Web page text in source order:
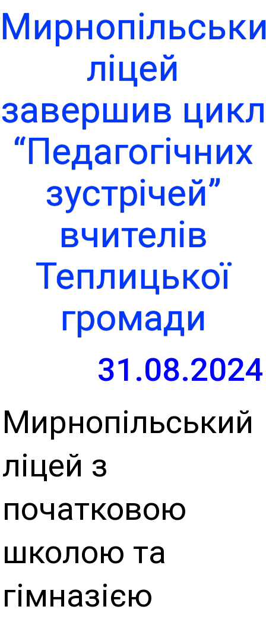
ліцей
завершив цикл
“Педагогічних
зустрічей”
вчителів
Теплицької
громади
31.08.2024
Мирнопільський
ліцей з
початковою
школою та
гімназією